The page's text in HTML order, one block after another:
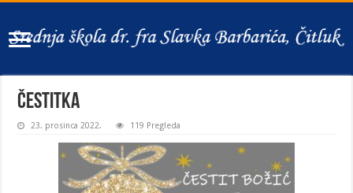
čestitka
23. prosinca 2022. 119 Pregleda